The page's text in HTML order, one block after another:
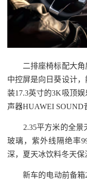
二排座椅标配大角
中控屏是向日葵设计
装17.3英寸的3K吸顶
声器HUAWEI SOUND
2.35平方米的全景
玻璃，紫外线隔绝率
深，夏天冰饮料冬天保
新车的电动前备箱